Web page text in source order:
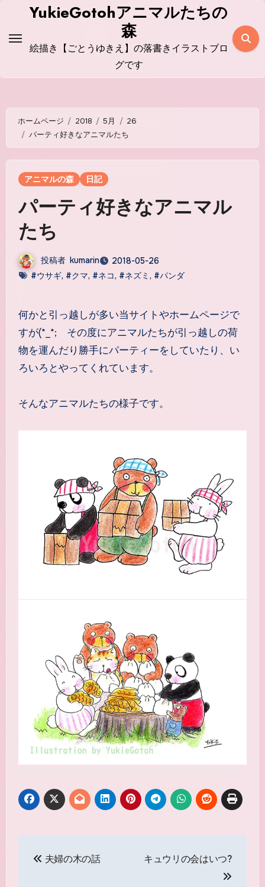
ス
YukieGotohアニマルたちの
森
絵描き【ごとうゆきえ】の落書きイラストブロ
グです
ホームページ 2018 5月
26
パーティ好きなアニマルたち
アニマルの森 日記
パーティ好きなアニマル
たち
投稿者 kumarin
2018-05-26
#ウサギ, #クマ, #ネコ, #ネズミ , #パンダ
何かと引っ越しが多い当サイトやホームページで
すが(*_*; その度にアニマルたちが引っ越しの荷
物を運んだり勝手にパーティーをしていたり、い
ろいろとやってくれています。
そんなアニマルたちの様子です。
稿
夫婦の木の話 キュウリの会はいつ?